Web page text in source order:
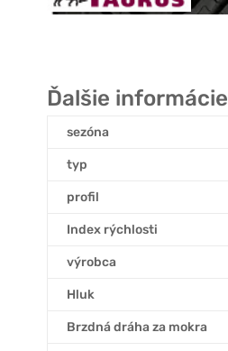
Ďalšie informácie
sezóna
typ
profil
Index rýchlosti
výrobca
Hluk
Brzdná dráha za mokra